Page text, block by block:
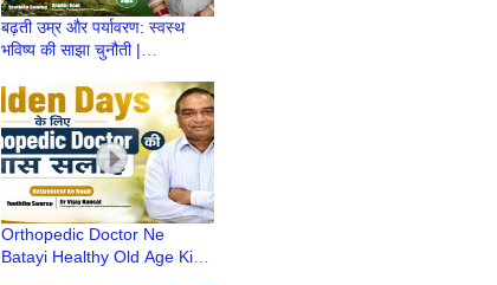
बढ़ती उम्र और पर्यावरण: स्वस्थ
भविष्य की साझा चुनौती |
Retirement life
Orthopedic Doctor Ne
Batayi Healthy Old Age Ki